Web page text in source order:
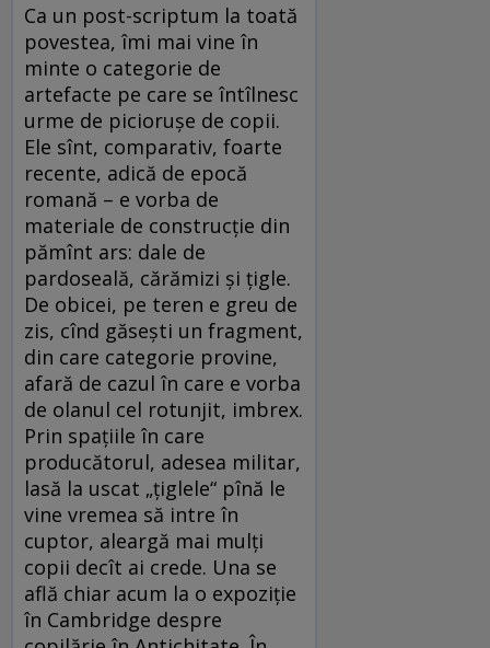
Ca un post-scriptum la toată
povestea, îmi mai vine în
minte o categorie de
artefacte pe care se întîlnesc
urme de piciorușe de copii.
Ele sînt, comparativ, foarte
recente, adică de epocă
romană – e vorba de
materiale de construcție din
pămînt ars: dale de
pardoseală, cărămizi și țigle.
De obicei, pe teren e greu de
zis, cînd găsești un fragment,
din care categorie provine,
afară de cazul în care e vorba
de olanul cel rotunjit, imbrex.
Prin spațiile în care
producătorul, adesea militar,
lasă la uscat „țiglele“ pînă le
vine vremea să intre în
cuptor, aleargă mai mulți
copii decît ai crede. Una se
află chiar acum la o expoziție
în Cambridge despre